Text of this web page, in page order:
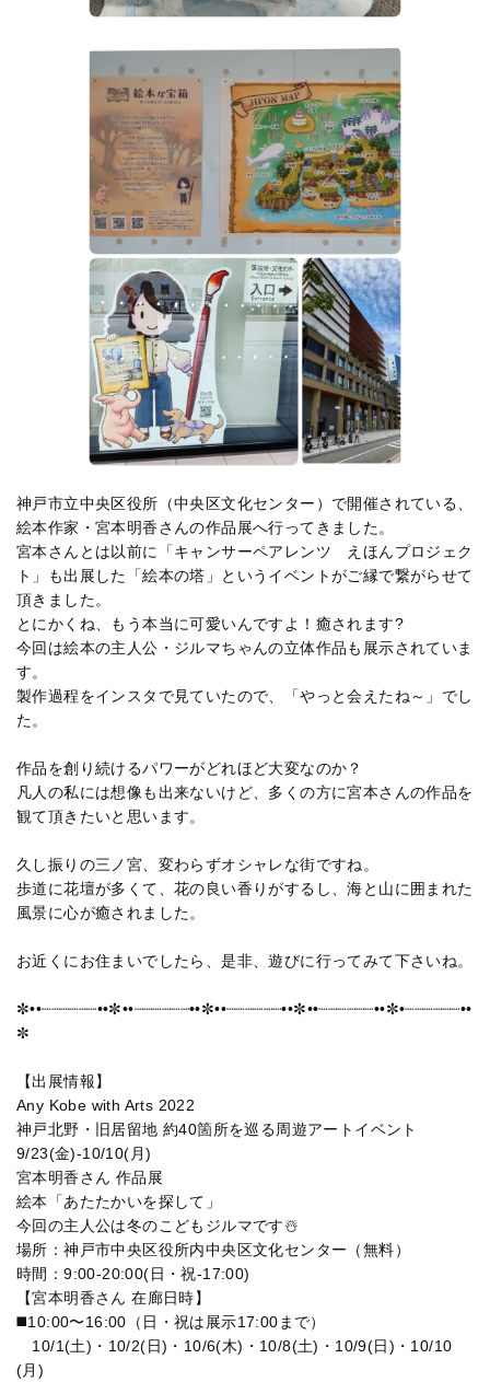
神戸市立中央区役所（中央区文化センター）で開催されている、
絵本作家・宮本明香さんの作品展へ行ってきました。
宮本さんとは以前に「キャンサーペアレンツ えほんプロジェク
ト」も出展した「絵本の塔」というイベントがご縁で繋がらせて
頂きました。
とにかくね、もう本当に可愛いんですよ！癒されます?
今回は絵本の主人公・ジルマちゃんの立体作品も展示されていま
す。
製作過程をインスタで見ていたので、「やっと会えたね～」でし
た。
作品を創り続けるパワーがどれほど大変なのか？
凡人の私には想像も出来ないけど、多くの方に宮本さんの作品を
観て頂きたいと思います。
久し振りの三ノ宮、変わらずオシャレな街ですね。
歩道に花壇が多くて、花の良い香りがするし、海と山に囲まれた
風景に心が癒されました。
お近くにお住まいでしたら、是非、遊びに行ってみて下さいね。
✼••┈┈┈┈┈┈••✼••┈┈┈┈┈┈••✼••┈┈┈┈┈┈••✼••┈┈┈┈┈┈••✼•┈┈┈┈┈┈••
✼
【出展情報】
Any Kobe with Arts 2022
神戸北野・旧居留地 約40箇所を巡る周遊アートイベント
9/23(金)-10/10(月)
宮本明香さん 作品展
絵本「あたたかいを探して」
今回の主人公は冬のこどもジルマです☃️
場所：神戸市中央区役所内中央区文化センター（無料）
時間：9:00-20:00(日・祝-17:00)
【宮本明香さん 在廊日時】
◼️10:00〜16:00（日・祝は展示17:00まで）
10/1(土)・10/2(日)・10/6(木)・10/8(土)・10/9(日)・10/10
(月)